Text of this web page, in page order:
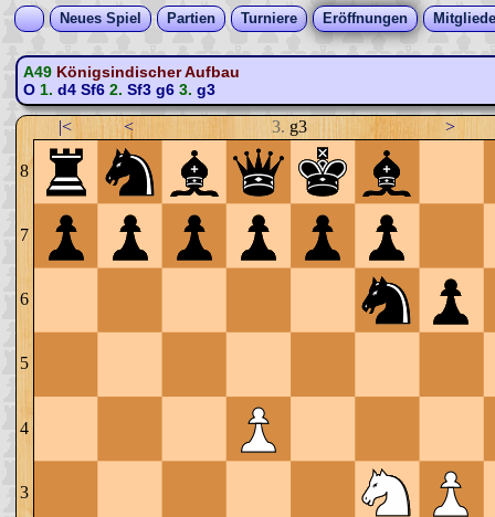
Neues Spiel Partien Turniere Eröffnungen
A49 Königsindischer Aufbau
O1. d4 Sf62. Sf3 g63. g3
|< < 3. g3 >
8
7
6
5
4
3